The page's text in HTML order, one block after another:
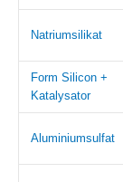
Natriumsilikat
Form Silicon +
Katalysator
Aluminiumsulfat